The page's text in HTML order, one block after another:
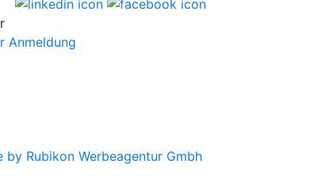
Anmeldung
by Rubikon Werbeagentur Gmbh